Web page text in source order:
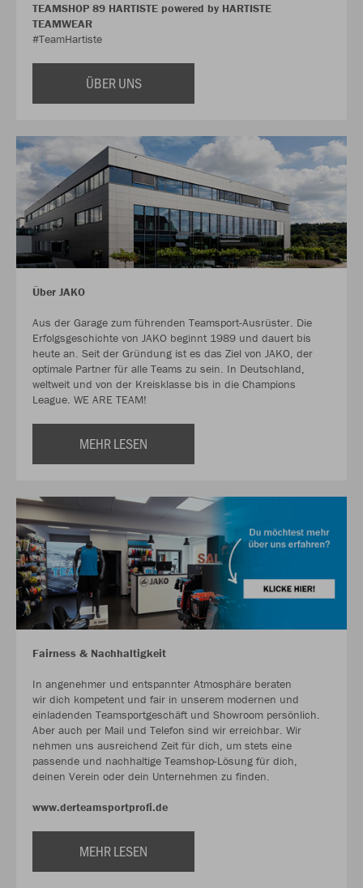
TEAMSHOP 89 HARTISTE powered by HARTISTE
TEAMWEAR
#TeamHartiste
ÜBER UNS
Über JAKO
Aus der Garage zum führenden Teamsport-Ausrüster. Die
Erfolgsgeschichte von JAKO beginnt 1989 und dauert bis
heute an. Seit der Gründung ist es das Ziel von JAKO, der
optimale Partner für alle Teams zu sein. In Deutschland,
weltweit und von der Kreisklasse bis in die Champions
League. WE ARE TEAM!
MEHR LESEN
Fairness & Nachhaltigkeit
In angenehmer und entspannter Atmosphäre beraten
wir dich kompetent und fair in unserem modernen und
einladenden Teamsportgeschäft und Showroom persönlich.
Aber auch per Mail und Telefon sind wir erreichbar. Wir
nehmen uns ausreichend Zeit für dich, um stets eine
passende und nachhaltige Teamshop-Lösung für dich,
deinen Verein oder dein Unternehmen zu finden.
www.derteamsportprofi.de
MEHR LESEN